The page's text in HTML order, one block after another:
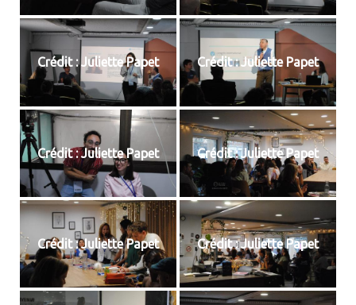
Crédit : Juliette Papet Crédit : Juliette Papet
Crédit : Juliette Papet Crédit : Juliette Papet
Crédit : Juliette Papet Crédit : Juliette Papet